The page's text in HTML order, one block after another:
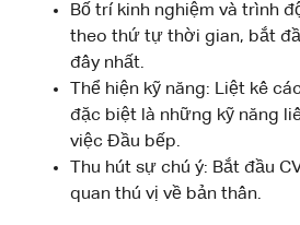
Bố trí kinh nghiệm và trình
theo thứ tự thời gian, bắt
đây nhất.
Thể hiện kỹ năng: Liệt kê
đặc biệt là những kỹ năng
việc Đầu bếp.
Thu hút sự chú ý: Bắt đầu
quan thú vị về bản thân.